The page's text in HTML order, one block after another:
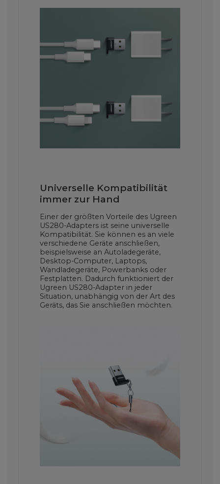
Universelle Kompatibilität
immer zur Hand
Einer der größten Vorteile des Ugreen
US280-Adapters ist seine universelle
Kompatibilität. Sie können es an viele
verschiedene Geräte anschließen,
beispielsweise an Autoladegeräte,
Desktop-Computer, Laptops,
Wandladegeräte, Powerbanks oder
Festplatten. Dadurch funktioniert der
Ugreen US280-Adapter in jeder
Situation, unabhängig von der Art des
Geräts, das Sie anschließen möchten.